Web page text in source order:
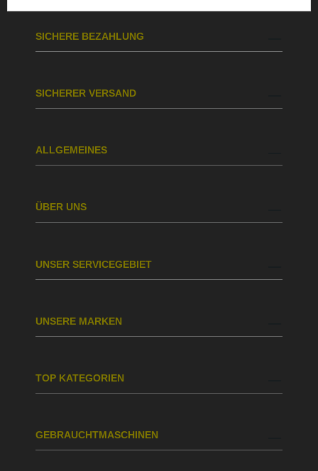
SICHERE BEZAHLUNG
SICHERER VERSAND
ALLGEMEINES
ÜBER UNS
UNSER SERVICEGEBIET
UNSERE MARKEN
TOP KATEGORIEN
GEBRAUCHTMASCHINEN